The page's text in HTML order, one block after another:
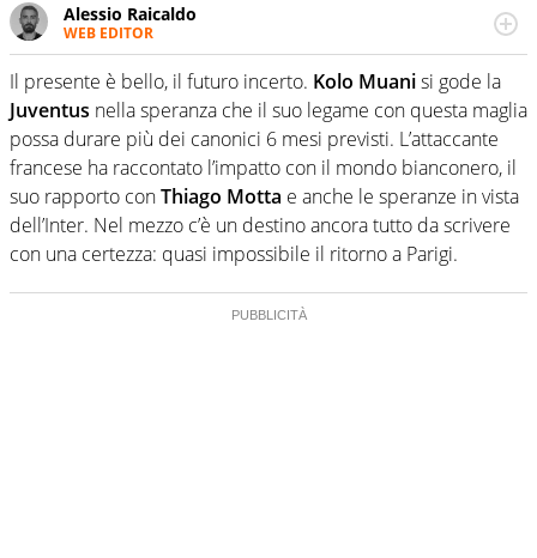
Alessio Raicaldo
WEB EDITOR
Un figlio che si chiama Diego e la tesi di laurea sugli stadi
di proprietà in Italia. Il calcio quale filo conduttore
irrinunciabile tra passione e professione. Per Virgilio
Sport indaga, approfondisce e scandaglia l'universo
mondo dello sport per antonomasia
Il presente è bello, il futuro incerto. Kolo Muanisi gode la
Juventus nella speranza che il suo legame con questa maglia
possa durare più dei canonici 6 mesi previsti. L’attaccante
francese ha raccontato l’impatto con il mondo bianconero, il
suo rapporto conThiago Motta e anche le speranze in vista
dell’Inter. Nel mezzo c’è un destino ancora tutto da scrivere
con una certezza: quasi impossibile il ritorno a Parigi.